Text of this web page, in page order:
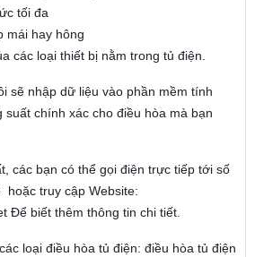
tối đa
mái hay hông
các loại thiết bị nằm trong tủ điện.
sẽ nhập dữ liệu vào phần mềm tính
chính xác cho điều hòa mà bạn
các bạn có thể gọi điện trực tiếp tới số
hoặc truy cập Website:
Để biết thêm thông tin chi tiết.
loại điều hòa tủ điện: điều hòa tủ điện